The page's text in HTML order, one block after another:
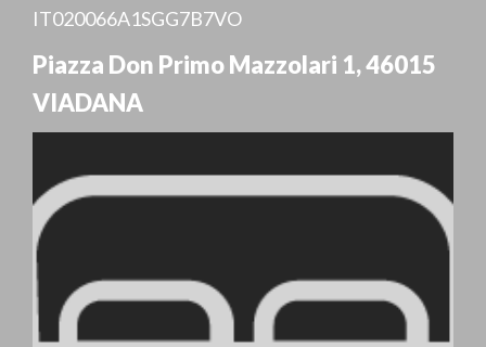
IT020066A1SGG7B7VO
Piazza Don Primo Mazzolari 1,46015
VIADANA